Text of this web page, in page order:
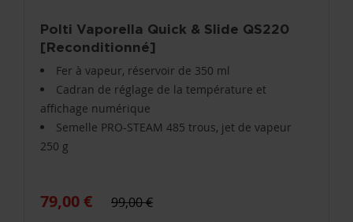
Polti Vaporella Quick & Slide QS220
[Reconditionné]
Fer à vapeur, réservoir de 350 ml
Cadran de réglage de la température et
affichage numérique
Semelle PRO-STEAM 485 trous, jet de vapeur
250 g
79,00 € 99,00 €